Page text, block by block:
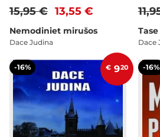
13,55 €
15,95 €
Nemodiniet mirušos
Dace Judina Dace
-16% € 920 -16%